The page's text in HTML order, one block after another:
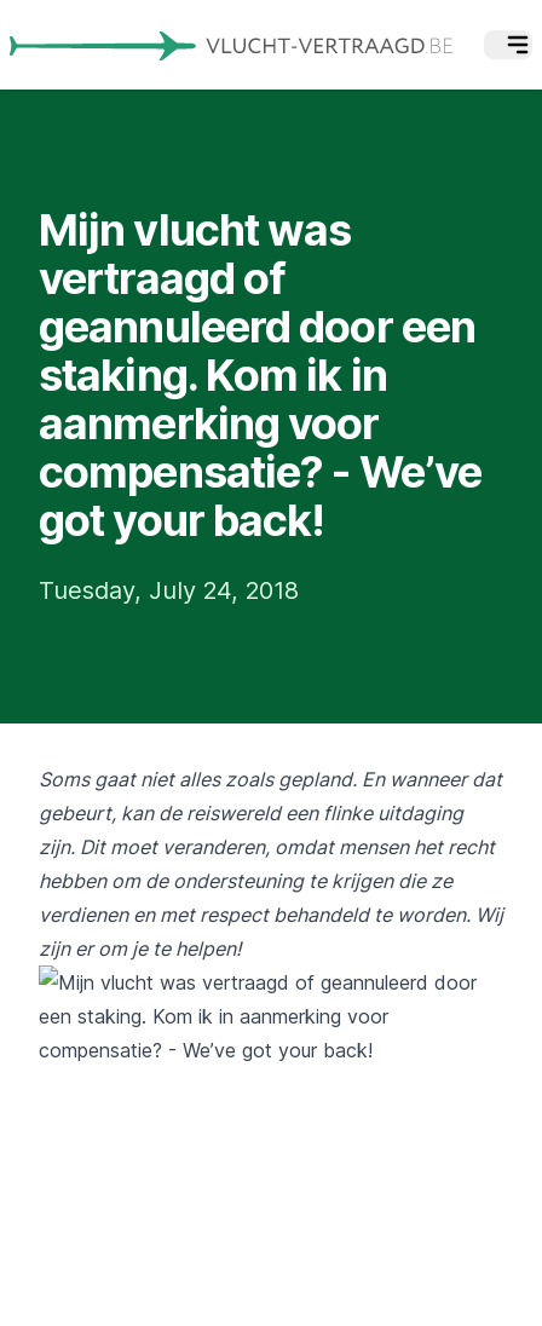
Mijn vlucht was
vertraagd of
geannuleerd door een
staking. Kom ik in
aanmerking voor
compensatie? - We’ve
got your back!
Tuesday, July 24, 2018
Soms gaat niet alles zoals gepland. En wanneer dat
gebeurt, kan de reiswereld een flinke uitdaging
zijn. Dit moet veranderen, omdat mensen het recht
hebben om de ondersteuning te krijgen die ze
verdienen en met respect behandeld te worden. Wij
zijn er om je te helpen!